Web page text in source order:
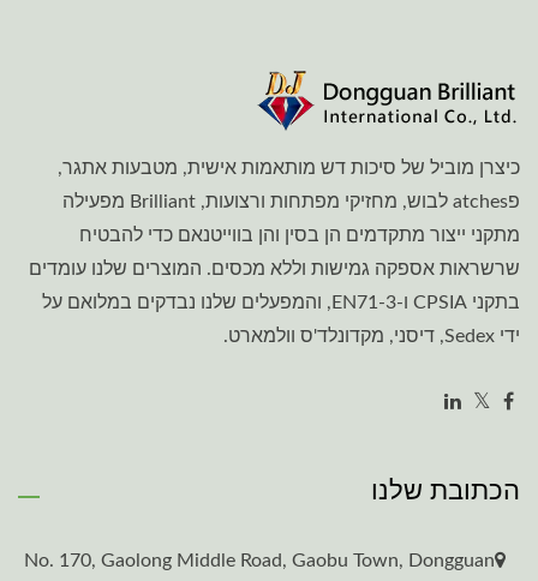
כיצרן מוביל של סיכות דש מותאמות אישית, מטבעות אתגר,
פatches לבוש, מחזיקי מפתחות ורצועות, Brilliant מפעילה
מתקני ייצור מתקדמים הן בסין והן בווייטנאם כדי להבטיח
שרשראות אספקה גמישות וללא מכסים. המוצרים שלנו עומדים
בתקני CPSIA ו-EN71-3, והמפעלים שלנו נבדקים במלואם על
ידי Sedex, דיסני, מקדונלד'ס וולמארט.
הכתובת שלנו
No. 170, Gaolong Middle Road, Gaobu Town, Dongguan